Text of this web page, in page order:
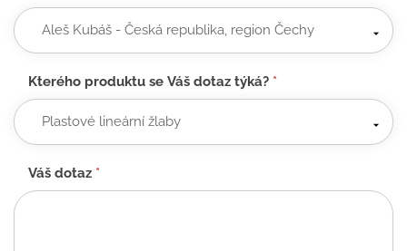
Kterého produktu se Váš dotaz týká? *
Váš dotaz *